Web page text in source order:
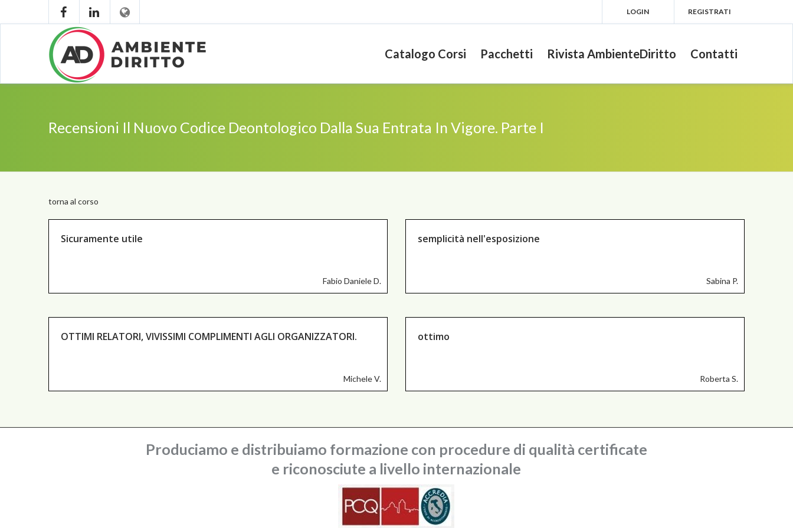
LOGIN REGISTRATI
Catalogo Corsi Pacchetti Rivista AmbienteDiritto Contatti
Recensioni Il Nuovo Codice Deontologico Dalla Sua Entrata In Vigore. Parte I
torna al corso
Sicuramente utile
Fabio Daniele D.
semplicità nell'esposizione
Sabina P.
OTTIMI RELATORI, VIVISSIMI COMPLIMENTI AGLI ORGANIZZATORI.
Michele V.
ottimo
Roberta S.
Produciamo e distribuiamo formazione con procedure di qualità certificate
e riconosciute a livello internazionale